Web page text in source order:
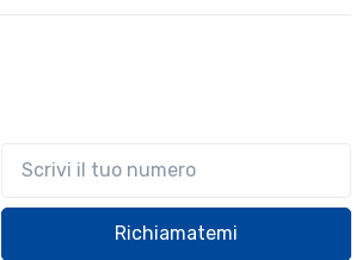
Richiamatemi